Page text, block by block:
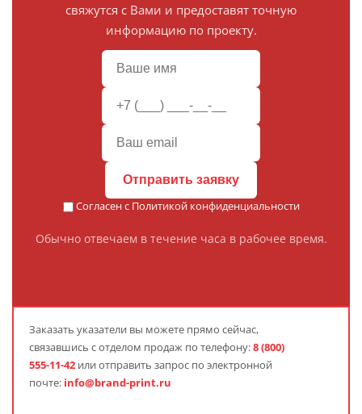
свяжутся с Вами и предоставят точную
информацию по проекту.
Отправить заявку
Согласен с Политикой конфиденциальности
Обычно отвечаем в течение часа в рабочее время.
Заказать указатели вы можете прямо сейчас,
связавшись с отделом продаж по телефону:8 (800)
555-11-42 или отправить запрос по электронной
почте: info@brand-print.ru